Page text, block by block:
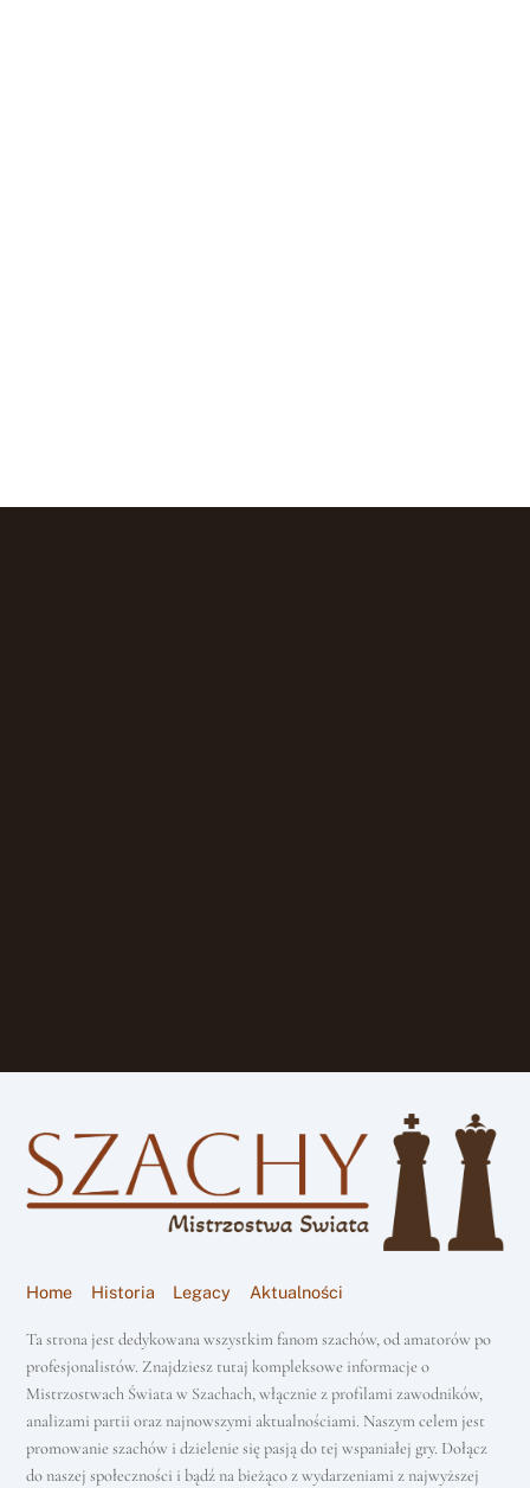
Home Historia Legacy Aktualności
Ta strona jest dedykowana wszystkim fanom szachów, od amatorów po
profesjonalistów. Znajdziesz tutaj kompleksowe informacje o
Mistrzostwach Świata w Szachach, włącznie z profilami zawodników,
analizami partii oraz najnowszymi aktualnościami. Naszym celem jest
promowanie szachów i dzielenie się pasją do tej wspaniałej gry. Dołącz
do naszej społeczności i bądź na bieżąco z wydarzeniami z najwyższej